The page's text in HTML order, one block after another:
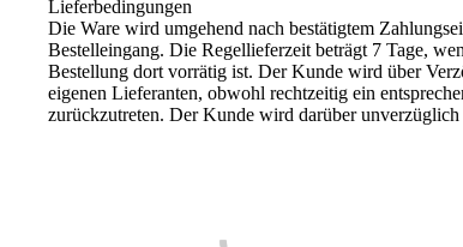
Lieferbedingungen
Die Ware wird umgehend nach bestätigtem
Bestelleingang. Die Regellieferzeit beträgt 7 Tage,
Bestellung dort vorrätig ist. Der Kunde wird über
eigenen Lieferanten, obwohl rechtzeitig ein
zurückzutreten. Der Kunde wird darüber